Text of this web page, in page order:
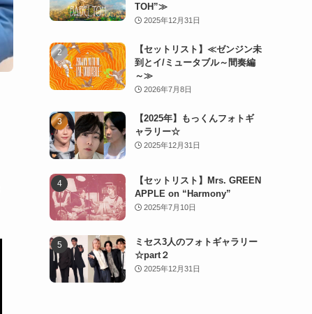
TOH”≫
2025年12月31日
【セットリスト】≪ゼンジン未
到とイ/ミュータブル～間奏編
～≫
2026年7月8日
【2025年】もっくんフォトギ
ャラリー☆
2025年12月31日
【セットリスト】Mrs. GREEN
APPLE on “Harmony”
2025年7月10日
ミセス3人のフォトギャラリー
☆part２
2025年12月31日